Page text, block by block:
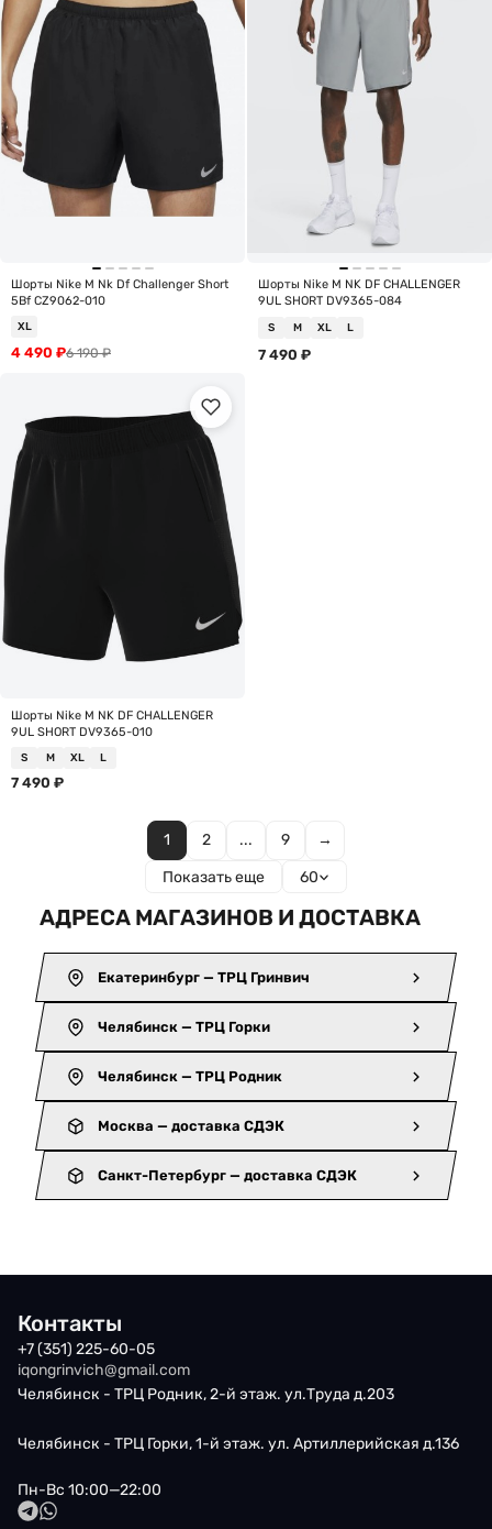
Шорты Nike M Nk Df Challenger Short
5Bf CZ9062-010
XL
6 190₽
4 490 ₽
Шорты Nike M NK DF CHALLENGER
9UL SHORT DV9365-084
S M XL L
7 490 ₽
Шорты Nike M NK DF CHALLENGER
9UL SHORT DV9365-010
S M XL L
7 490 ₽
1 2 ... 9
→
Показать еще
60
АДРЕСА МАГАЗИНОВ И ДОСТАВКА
Екатеринбург — ТРЦ Гринвич
Челябинск — ТРЦ Горки
Челябинск — ТРЦ Родник
Москва — доставка СДЭК
Санкт-Петербург — доставка СДЭК
Контакты
+7 (351) 225-60-05
iqongrinvich@gmail.com
Челябинск - ТРЦ Родник, 2-й этаж. ул.Труда д.203
Челябинск - ТРЦ Горки, 1-й этаж. ул. Артиллерийская д.136
Пн-Вс 10:00—22:00